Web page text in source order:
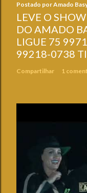
Postado porAmado
LEVE O
DO AMADO
LIGUE 75
99218-0738
Compartilhar 1